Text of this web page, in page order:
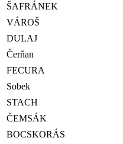
ŠAFRÁNEK
VÁROŠ
DULAJ
Čerňan
FECURA
Sobek
STACH
ČEMSÁK
BOCSKORÁS